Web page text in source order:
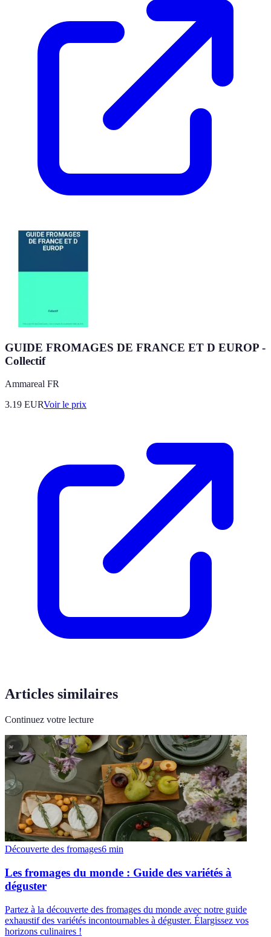
GUIDE FROMAGES DE FRANCE ET D EUROP -
Collectif
Ammareal FR
3.19 EURVoir le prix
Articles similaires
Continuez votre lecture
Découverte des fromages6 min
Les fromages du monde : Guide des variétés à
déguster
Partez à la découverte des fromages du monde avec notre guide
exhaustif des variétés incontournables à déguster. Élargissez vos
horizons culinaires !